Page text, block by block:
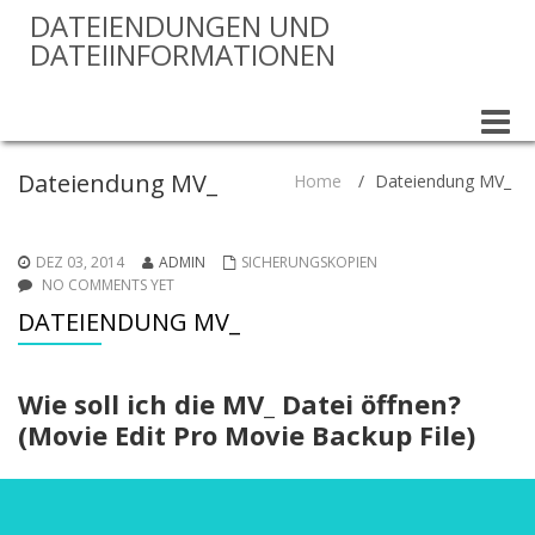
DATEIENDUNGEN UND
DATEIINFORMATIONEN
Toggle
Dateiendung MV_ Home / Dateiendung MV_
DEZ 03, 2014 ADMIN
SICHERUNGSKOPIEN
NO COMMENTS YET
DATEIENDUNG MV_
Wie soll ich die MV_ Datei öffnen?
(Movie Edit Pro Movie Backup File)